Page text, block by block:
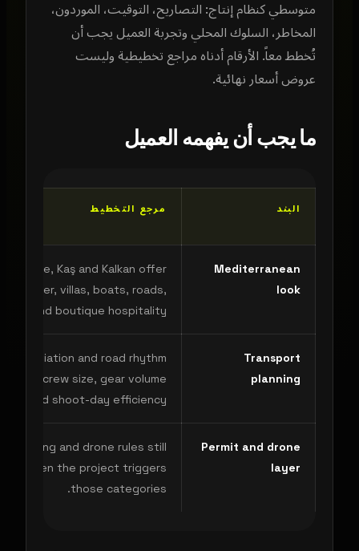
متوسطي كنظام إنتاج: التصاريح، التوقيت، الموردون،
المخاطر، السلوك المحلي وتجربة العميل يجب أن
تُخطط معاً. الأرقام أدناه مراجع تخطيطية وليست
عروض أسعار نهائية.
ما يجب أن يفهمه العميل
البند مرجع التخطيط
Mediterranean
look
Fethiye, Kaş and Kalkan offer
water, villas, boats, roads,
cliffs and boutique hospitality.
Transport
planning
aviation and road rhythm
crew size, gear volume
and shoot-day efficiency.
Permit and drone
layer
filming and drone rules still
when the project triggers
those categories.